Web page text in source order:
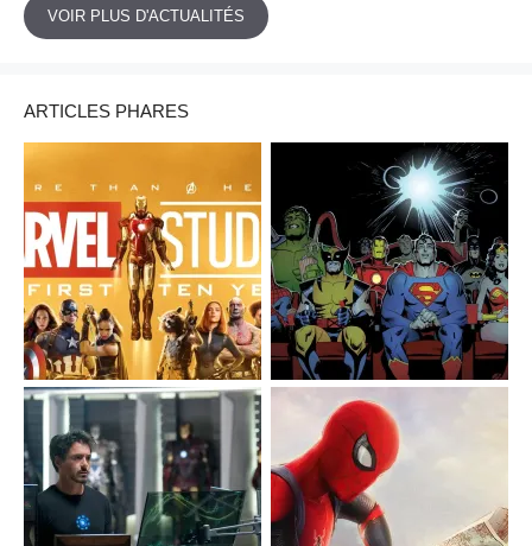
VOIR PLUS D'ACTUALITÉS
ARTICLES PHARES